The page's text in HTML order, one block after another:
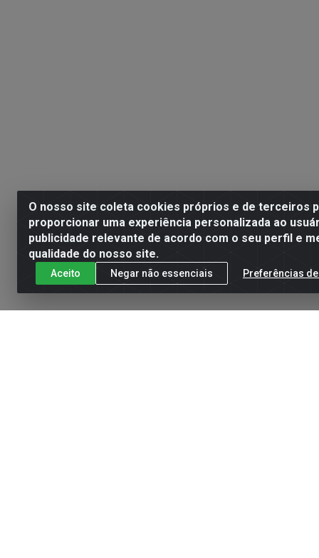
O nosso site coleta cookies próprios e de terceiros
proporcionar uma experiência personalizada ao
publicidade relevante de acordo com o seu perfil e
qualidade do nosso site.
Aceito Negar não essenciais Preferências